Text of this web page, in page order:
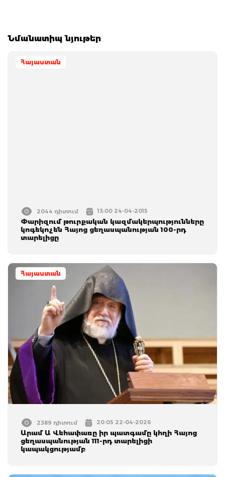
Նմանատիպ նյութեր
Հայաստան
2044 դիտում 13:00 24-04-2015
Փարիզում թուրքական կազմակերպությունները
կոգեկոչեն Հայոց ցեղասպանության 100-րդ
տարելիցը
Հայաստան
2389 դիտում 20:05 22-04-2026
Արամ Ա Վեհափառը իր պատգամը կհղի Հայոց
ցեղասպանության 111-րդ տարելիցի
կապակցությամբ